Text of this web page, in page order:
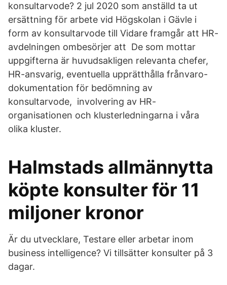
konsultarvode? 2 jul 2020 som anställd ta ut
ersättning för arbete vid Högskolan i Gävle i
form av konsultarvode till Vidare framgår att HR-
avdelningen ombesörjer att De som mottar
uppgifterna är huvudsakligen relevanta chefer,
HR-ansvarig, eventuella upprätthålla frånvaro-
dokumentation för bedömning av
konsultarvode, involvering av HR-
organisationen och klusterledningarna i våra
olika kluster.
Halmstads allmännytta
köpte konsulter för 11
miljoner kronor
Är du utvecklare, Testare eller arbetar inom
business intelligence? Vi tillsätter konsulter på 3
dagar.